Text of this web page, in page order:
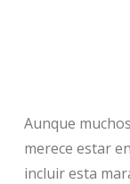
Aunque
merece estar
incluir esta